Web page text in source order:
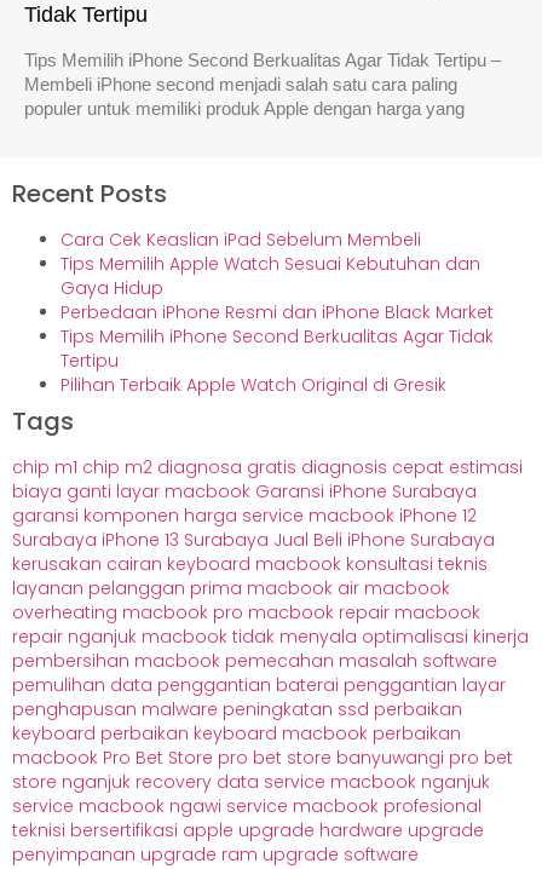
Tidak Tertipu
Tips Memilih iPhone Second Berkualitas Agar Tidak Tertipu –
Membeli iPhone second menjadi salah satu cara paling
populer untuk memiliki produk Apple dengan harga yang
Recent Posts
Cara Cek Keaslian iPad Sebelum Membeli
Tips Memilih Apple Watch Sesuai Kebutuhan dan
Gaya Hidup
Perbedaan iPhone Resmi dan iPhone Black Market
Tips Memilih iPhone Second Berkualitas Agar Tidak
Tertipu
Pilihan Terbaik Apple Watch Original di Gresik
Tags
chip m1 chip m2 diagnosa gratis diagnosis cepat estimasi
biaya ganti layar macbook Garansi iPhone Surabaya
garansi komponen harga service macbook iPhone 12
Surabaya iPhone 13 Surabaya Jual Beli iPhone Surabaya
kerusakan cairan keyboard macbook konsultasi teknis
layanan pelanggan prima macbook air macbook
overheating macbook pro macbook repair macbook
repair nganjuk macbook tidak menyala optimalisasi kinerja
pembersihan macbook pemecahan masalah software
pemulihan data penggantian baterai penggantian layar
penghapusan malware peningkatan ssd perbaikan
keyboard perbaikan keyboard macbook perbaikan
macbook Pro Bet Store pro bet store banyuwangi pro bet
store nganjuk recovery data service macbook nganjuk
service macbook ngawi service macbook profesional
teknisi bersertifikasi apple upgrade hardware upgrade
penyimpanan upgrade ram upgrade software